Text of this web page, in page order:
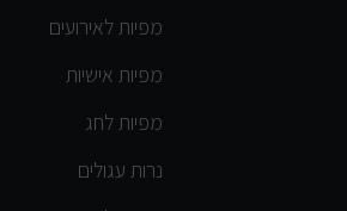
מפיות לאירועים
מפיות אישיות
מפיות לחג
נרות עגולים